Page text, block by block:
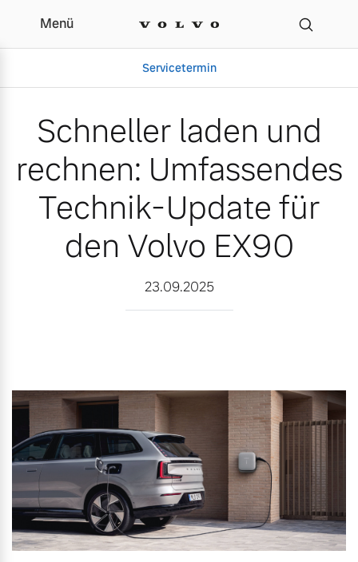
Schneller laden und
Menü
Servicetermin
Gebrauchtwagen
Aktuelle Zubehörangebote
Zubehörkatalog
Aktuelle Serviceangebote
Karriere
Unsere News & Events
Schneller laden und
rechnen: Umfassendes
Technik-Update für
den Volvo EX90
23.09.2025